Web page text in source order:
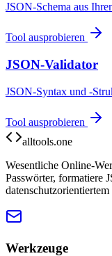
JSON-Schema aus
Tool ausprobieren
JSON-Validator
JSON-Syntax und -
Tool ausprobieren
alltools.one
Wesentliche Online-
Passwörter, formatiere
Werkzeuge